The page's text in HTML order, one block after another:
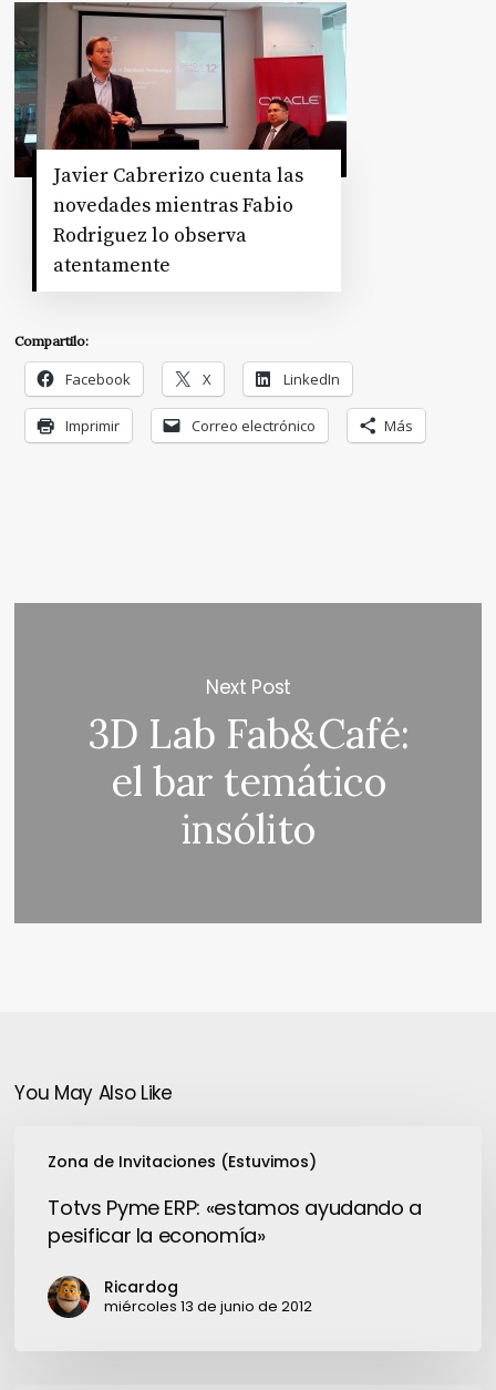
Javier Cabrerizo cuenta las
novedades mientras Fabio
Rodriguez lo observa
atentamente
Compartilo:
Facebook X LinkedIn
Imprimir Correo electrónico Más
Next Post
3D Lab Fab&Café:
el bar temático
insólito
You May Also Like
Zona de Invitaciones (Estuvimos)
Pyme
«estamos
ayudando
pesificar
Totvs Pyme ERP: «estamos ayudando a
pesificar la economía»
Ricardog
miércoles 13 de junio de 2012